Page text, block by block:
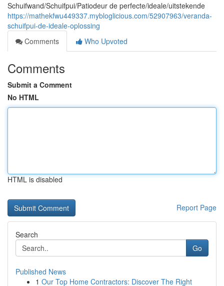
Schuifwand/Schuifpui/Patiodeur de perfecte/ideale/uitstekende
https://mathekfwu449337.mybloglicious.com/52907963/veranda-
schuifpui-de-ideale-oplossing
Comments
Who Upvoted
Comments
Submit a Comment
No HTML
HTML is disabled
Report Page
Search
Go
Published News
1 Our Top Home Contractors: Discover The Right